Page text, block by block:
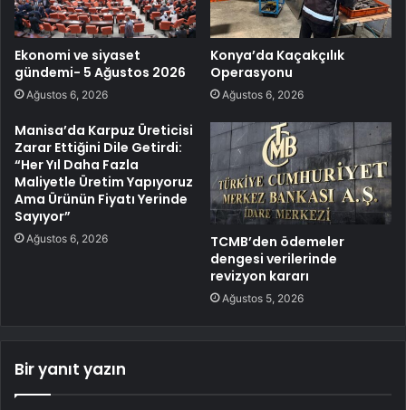
Ekonomi ve siyaset
gündemi- 5 Ağustos 2026
Ağustos 6, 2026
Konya’da Kaçakçılık
Operasyonu
Ağustos 6, 2026
Manisa’da Karpuz Üreticisi
Zarar Ettiğini Dile Getirdi:
“Her Yıl Daha Fazla
Maliyetle Üretim Yapıyoruz
Ama Ürünün Fiyatı Yerinde
Sayıyor”
Ağustos 6, 2026
TCMB’den ödemeler
dengesi verilerinde
revizyon kararı
Ağustos 5, 2026
Bir yanıt yazın